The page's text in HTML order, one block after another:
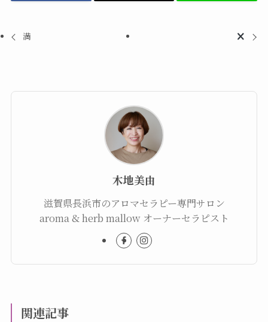
満
木地美由
滋賀県長浜市のアロマセラピー専門サロン
aroma & herb mallow オーナーセラピスト
関連記事